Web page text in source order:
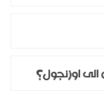
اوزنجول؟